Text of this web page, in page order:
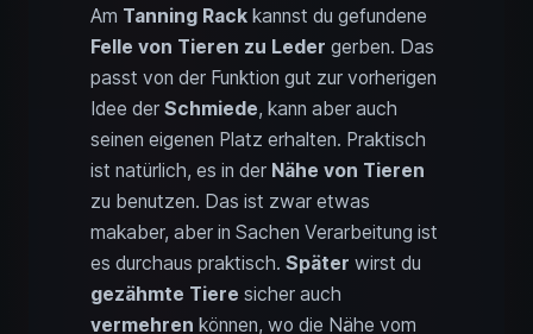
Am Tanning Rack kannst du gefundene
Felle von Tieren zu Leder gerben. Das
passt von der Funktion gut zur vorherigen
Idee der Schmiede, kann aber auch
seinen eigenen Platz erhalten. Praktisch
ist natürlich, es in der Nähe von Tieren
zu benutzen. Das ist zwar etwas
makaber, aber in Sachen Verarbeitung ist
es durchaus praktisch. Später wirst du
gezähmte Tiere sicher auch
vermehren können, wo die Nähe vom